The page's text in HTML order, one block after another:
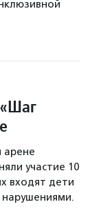
арене
участие 10
входят дети